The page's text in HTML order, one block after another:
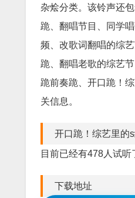
杂烩分类。该铃声还
跪、翻唱节目、同学
频、改歌词翻唱的综
跪、翻唱老歌的综艺
跪前奏跪、开口跪！
关信息。
开口跪！综艺里的
目前已经有478人试听
下载地址